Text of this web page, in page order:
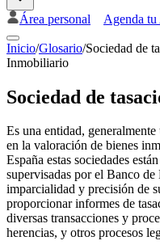
Área personal Agenda tu
Inicio/Glosario/Sociedad de
Inmobiliario
Sociedad de
Es una entidad,
en la valoración de bienes
España estas sociedades
supervisadas por el Banco
imparcialidad y precisión de
proporcionar informes de
diversas transacciones y
herencias, y otros procesos